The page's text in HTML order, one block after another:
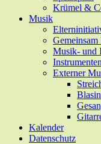
Krümel &
Musik
Musik- und
Externer
Kalender
Datenschutz